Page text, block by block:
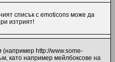
списък с emoticons може да
изтрият!
(например http://www.some-
като например мейлбоксове на